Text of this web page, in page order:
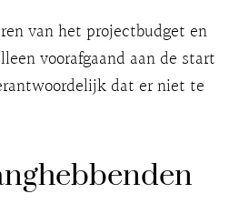
van het projectbudget en
voorafgaand aan de start
dat er niet te